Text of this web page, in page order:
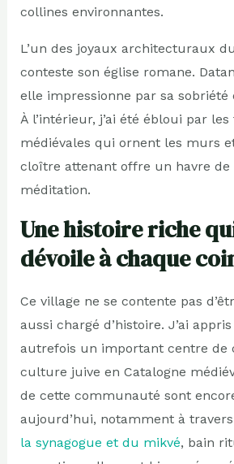
collines environnantes.
L’un des joyaux architecturaux
conteste son église romane.
elle impressionne par sa sobriété
À l’intérieur, j’ai été ébloui par
médiévales qui ornent les murs
cloître attenant offre un havre de
méditation.
Une histoire riche
dévoile à chaque
Ce village ne se contente pas
aussi chargé d’histoire. J’ai
autrefois un important centre de
culture juive en Catalogne
de cette communauté sont
aujourd’hui, notamment à
la synagogue et du mikvé, bain